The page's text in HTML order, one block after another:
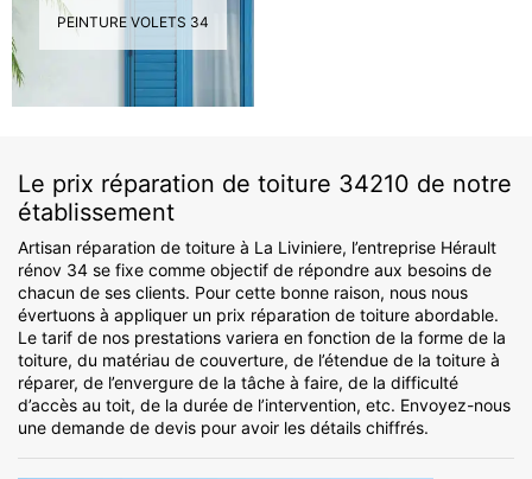
PEINTURE VOLETS 34
Le prix réparation de toiture 34210 de notre
établissement
Artisan réparation de toiture à La Liviniere, l’entreprise Hérault
rénov 34 se fixe comme objectif de répondre aux besoins de
chacun de ses clients. Pour cette bonne raison, nous nous
évertuons à appliquer un prix réparation de toiture abordable.
Le tarif de nos prestations variera en fonction de la forme de la
toiture, du matériau de couverture, de l’étendue de la toiture à
réparer, de l’envergure de la tâche à faire, de la difficulté
d’accès au toit, de la durée de l’intervention, etc. Envoyez-nous
une demande de devis pour avoir les détails chiffrés.